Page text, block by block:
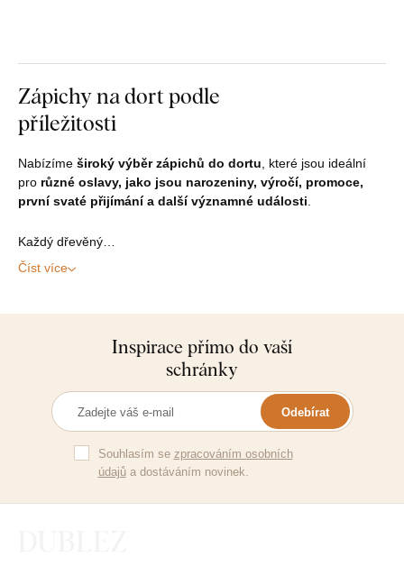
Zápichy na dort podle
příležitosti
Nabízíme široký výběr zápichů do dortu, které jsou ideální
pro různé oslavy, jako jsou narozeniny, výročí, promoce,
první svaté přijímání a další významné události.
Každý dřevěný…
Číst více
Inspirace přímo do vaší
schránky
Odebírat
Souhlasím se zpracováním osobních
údajůa dostáváním novinek.